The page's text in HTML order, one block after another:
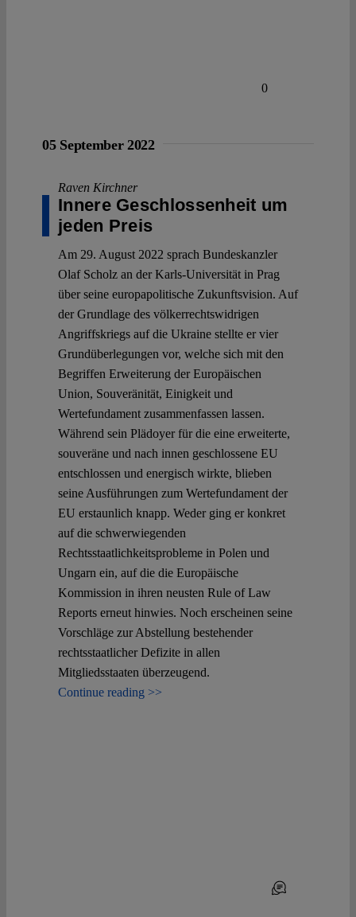
0
05 September 2022
Raven Kirchner
Innere Geschlossenheit um
jeden Preis
Am 29. August 2022 sprach Bundeskanzler
Olaf Scholz an der Karls-Universität in Prag
über seine europapolitische Zukunftsvision. Auf
der Grundlage des völkerrechtswidrigen
Angriffskriegs auf die Ukraine stellte er vier
Grundüberlegungen vor, welche sich mit den
Begriffen Erweiterung der Europäischen
Union, Souveränität, Einigkeit und
Wertefundament zusammenfassen lassen.
Während sein Plädoyer für die eine erweiterte,
souveräne und nach innen geschlossene EU
entschlossen und energisch wirkte, blieben
seine Ausführungen zum Wertefundament der
EU erstaunlich knapp. Weder ging er konkret
auf die schwerwiegenden
Rechtsstaatlichkeitsprobleme in Polen und
Ungarn ein, auf die die Europäische
Kommission in ihren neusten Rule of Law
Reports erneut hinwies. Noch erscheinen seine
Vorschläge zur Abstellung bestehender
rechtsstaatlicher Defizite in allen
Mitgliedsstaaten überzeugend.
Continue reading >>